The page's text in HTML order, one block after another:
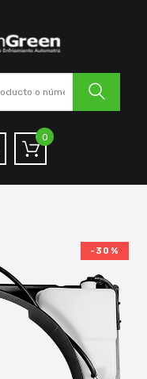
0
-30%